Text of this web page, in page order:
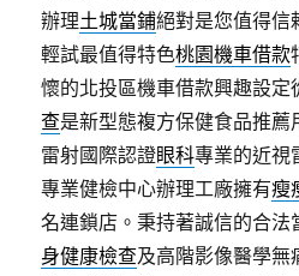
辦理土城當鋪絕對是您值得信
輕試最值得特色桃園機車借款
懷的北投區機車借款興趣設定
查是新型態複方保健食品推
雷射國際認證眼科專業的近視
專業健檢中心辦理工廠擁有瘦
名連鎖店。秉持著誠信的合
身健康檢查及高階影像醫學無